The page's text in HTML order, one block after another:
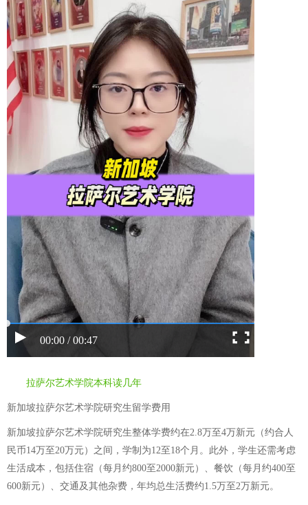
00:00 / 00:47
拉萨尔艺术学院本科读几年
新加坡拉萨尔艺术学院研究生留学费用
新加坡拉萨尔艺术学院研究生整体学费约在2.8万至4万新元（约合人
民币14万至20万元）之间，学制为12至18个月。此外，学生还需考虑
生活成本，包括住宿（每月约800至2000新元）、餐饮（每月约400至
600新元）、交通及其他杂费，年均总生活费约1.5万至2万新元。